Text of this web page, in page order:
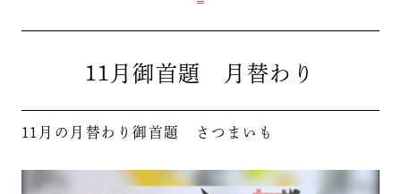
11月御首題 月替わり
11月の月替わり御首題 さつまいも